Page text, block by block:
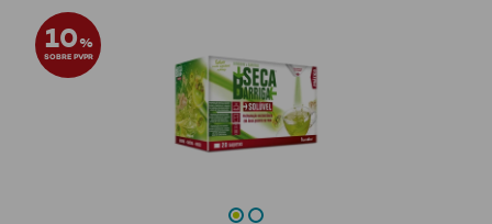
Beauty Season
Cosmética
10%
SOBRE PVPR